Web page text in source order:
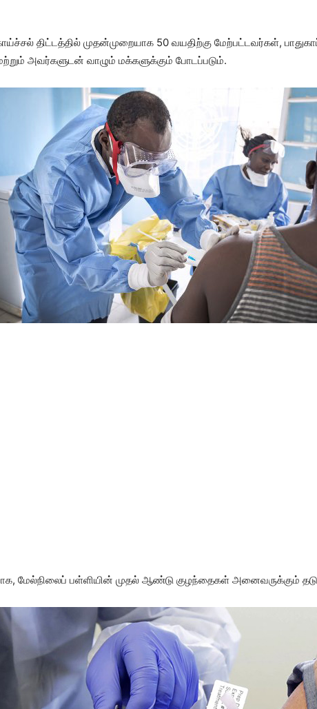
திட்டத்தில் முதன்முறையாக 50 வயதிற்கு மேற்பட்டவர்கள்,
அவர்களுடன் வாழும் மக்களுக்கும் போடப்படும்.
மேல்நிலைப் பள்ளியின் முதல் ஆண்டு குழந்தைகள் அனைவருக்கும்